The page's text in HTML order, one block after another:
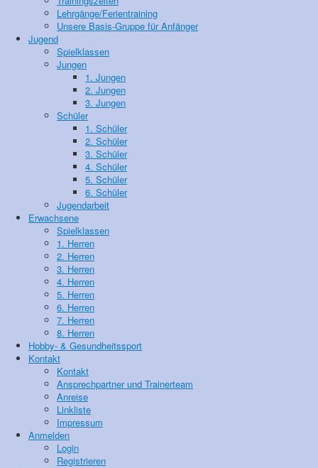
Lehrgänge/Ferientraining
Unsere Basis-Gruppe für Anfänger
Jugend
Spielklassen
Jungen
1. Jungen
2. Jungen
3. Jungen
Schüler
1. Schüler
2. Schüler
3. Schüler
4. Schüler
5. Schüler
6. Schüler
Jugendarbeit
Erwachsene
Spielklassen
1. Herren
2. Herren
3. Herren
4. Herren
5. Herren
6. Herren
7. Herren
8. Herren
Hobby- & Gesundheitssport
Kontakt
Kontakt
Ansprechpartner und Trainerteam
Anreise
Linkliste
Impressum
Anmelden
Login
Registrieren